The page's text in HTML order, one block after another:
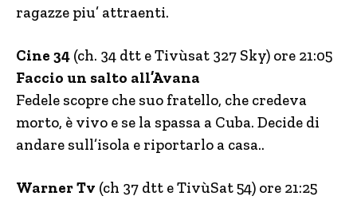
ragazze piu’ attraenti.
Cine 34 (ch. 34 dtt e Tivùsat 327 Sky) ore 21:05
Faccio un salto all’Avana
Fedele scopre che suo fratello, che credeva
morto, è vivo e se la spassa a Cuba. Decide di
andare sull’isola e riportarlo a casa..
Warner Tv (ch 37 dtt e TivùSat 54) ore 21:25